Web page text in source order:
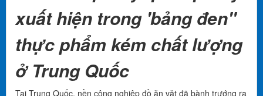
xuất hiện trong 'bảng đen"
thực phẩm kém chất lượng
ở Trung Quốc
Tại Trung Quốc, nền công nghiệp đồ ăn vặt đã bành trướng ra